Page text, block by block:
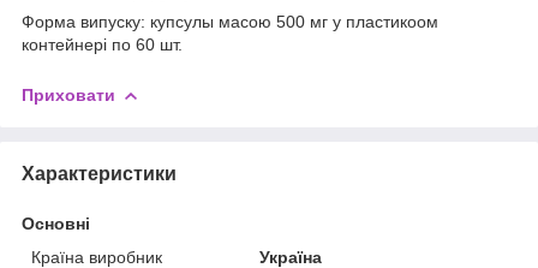
Форма випуску: купсулы масою 500 мг у пластикоом
контейнері по 60 шт.
Приховати
Характеристики
Основні
Країна виробник
Україна